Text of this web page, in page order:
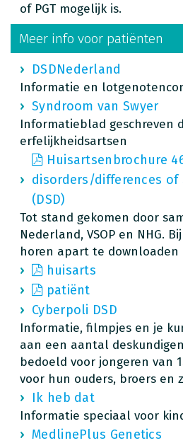
of PGT mogelijk is.
Meer info voor patiënten
DSDNederland
Informatie en
Syndroom van Swyer
Informatieblad geschreven
erfelijkheidsartsen
Huisartsenbrochure
disorders/differences
(DSD)
Tot stand gekomen door
Nederland, VSOP en NHG.
horen apart te downloaden
huisarts
patiënt
Cyberpoli DSD
Informatie, filmpjes en je
aan een aantal
bedoeld voor jongeren van
voor hun ouders, broers en
Ik heb dat
Informatie speciaal voor
MedlinePlus Genetics